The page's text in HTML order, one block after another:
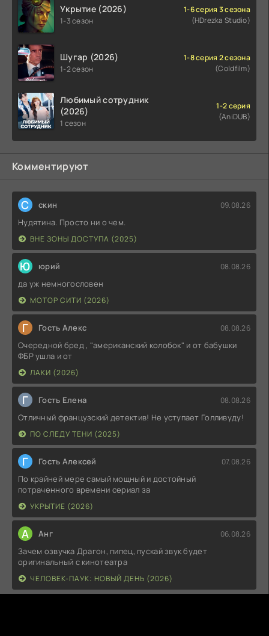
Укрытие (2026)
1-3 сезон
1-6 серия 3 сезона
(HDrezka Studio)
Шугар (2026)
1-2 сезон
1-8 серия 2 сезона
(Coldfilm)
Любимый сотрудник
(2026)
1 сезон
1-2 серия
(AniDUB)
Комментируют
С скин 09.08.26
Нудятина. Просто ни о чем.
ВНЕ ЗОНЫ ДОСТУПА (2025)
Ю юрий 08.08.26
да уж немногословен
МОТОР СИТИ (2026)
Г Гость Алекс 08.08.26
Очередной бред , "американский колобок" и от бабушки
ФБР ушла и от
ЛАКИ (2026)
Г Гость Елена 08.08.26
Отличный французский детектив! Не уступает Голливуду!
ПО СЛЕДУ ТЕНИ (2025)
Г Гость Алексей 07.08.26
По крайней мере самый мощный и достойный
потраченного времени сериал за
УКРЫТИЕ (2026)
А Анг 06.08.26
Зачем озвучка Драгон, пипец, пускай звук будет
оригинальный с кинотеатра
ЧЕЛОВЕК-ПАУК: НОВЫЙ ДЕНЬ (2026)